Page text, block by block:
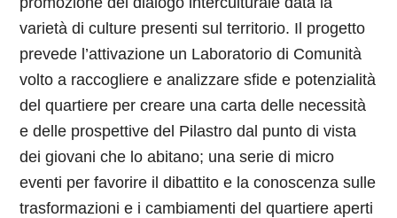
varietà di culture presenti sul territorio. Il progetto
prevede l’attivazione un Laboratorio di Comunità
volto a raccogliere e analizzare sfide e potenzialità
del quartiere per creare una carta delle necessità
e delle prospettive del Pilastro dal punto di vista
dei giovani che lo abitano; una serie di micro
eventi per favorire il dibattito e la conoscenza sulle
trasformazioni e i cambiamenti del quartiere aperti